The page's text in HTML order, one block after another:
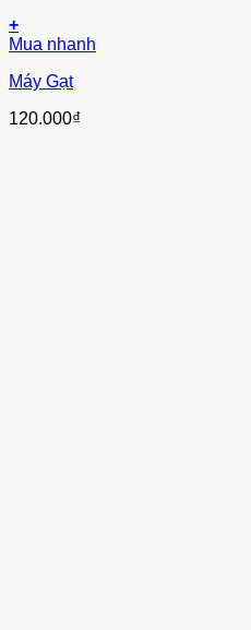
+
Mua nhanh
Máy Gạt
120.000₫